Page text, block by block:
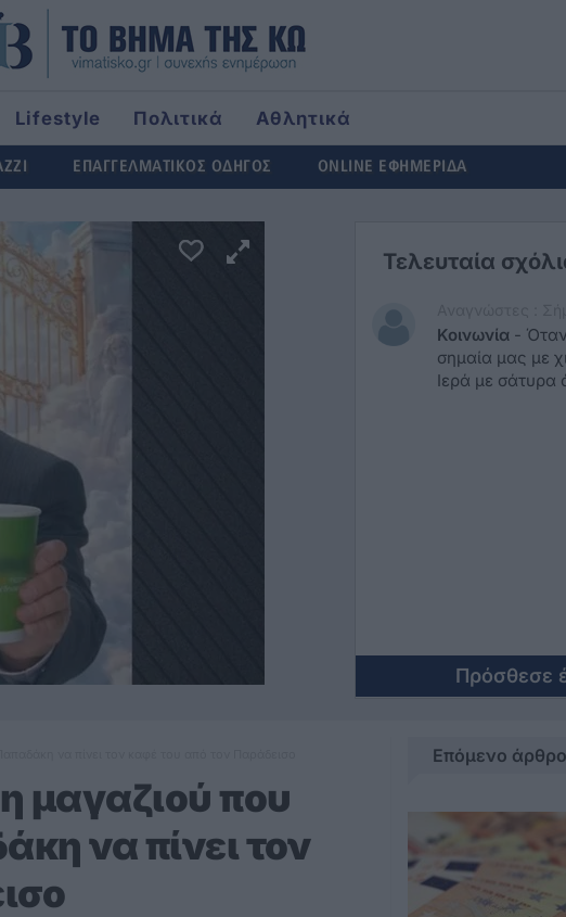
Lifestyle Πολιτικά
Αθλητικά
ΕΠΑΓΓΕΛΜΑΤΙΚΟΣ ΟΔΗΓΟΣ ONLINE ΕΦΗΜΕΡΙΔΑ
Τελευταία
Κοινωνία -
σημαία μας με
Ιερά με σάτυρα
Πρόσθεσε
μαγαζιού που
να πίνει τον
Επόμενο άρθρο